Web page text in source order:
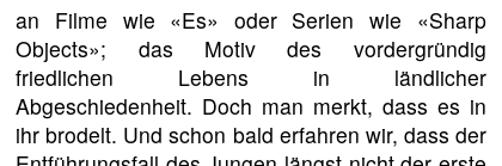
an Filme wie «Es» oder Serien wie «Sharp
Objects»; das Motiv des vordergründig
friedlichen Lebens in ländlicher
Abgeschiedenheit. Doch man merkt, dass es in
ihr brodelt. Und schon bald erfahren wir, dass der